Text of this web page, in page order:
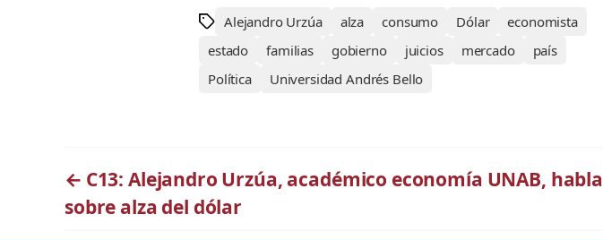
Alejandro Urzúa alza consumo Dólar
economista
estado
familias gobierno juicios mercado
país
Política
Universidad Andrés Bello
← C13: Alejandro Urzúa, académico economía UNAB, habla
sobre alza del dólar